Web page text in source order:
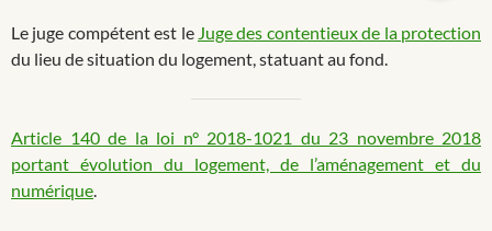
Le juge compétent est le Juge des contentieux de la protection
du lieu de situation du logement, statuant au fond.
Article 140 de la loi n° 2018-1021 du 23 novembre 2018
portant évolution du logement, de l’aménagement et du
numérique.